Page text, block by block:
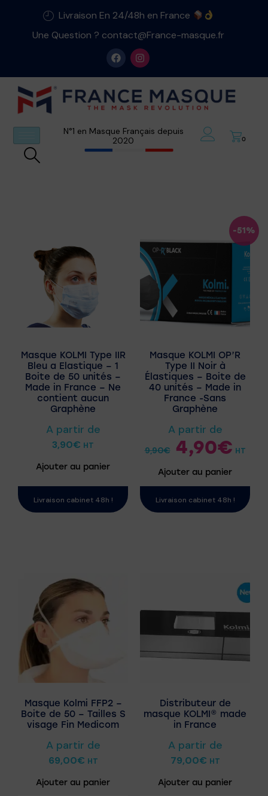
Livraison En 24/48h en France
Une Question ? contact@France-masque.fr
N°1 en Masque Français depuis
2020
0
Masque KOLMI Type IIR
Bleu a Elastique – 1
Boite de 50 unités –
Made in France – Ne
contient aucun
Graphène
A partir de
3,90€ HT
Ajouter au panier
Livraison cabinet 48h !
-51%
Masque KOLMI OP’R
Type II Noir à
Élastiques – Boite de
40 unités – Made in
France -Sans
Graphène
A partir de
9,90€ 4,90€ HT
Ajouter au panier
Livraison cabinet 48h !
Masque Kolmi FFP2 –
Boite de 50 – Tailles S
visage Fin Medicom
A partir de
69,00€ HT
Ajouter au panier
Distributeur de
masque KOLMI® made
in France
A partir de
79,00€ HT
Ajouter au panier